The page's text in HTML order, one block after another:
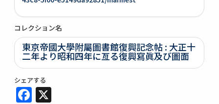
コレクション名
東京帝國大學附屬圖書館復興記念帖 : 大正十
二年より昭和四年に亙る復興寫眞及び圖面
シェアする
Facebook